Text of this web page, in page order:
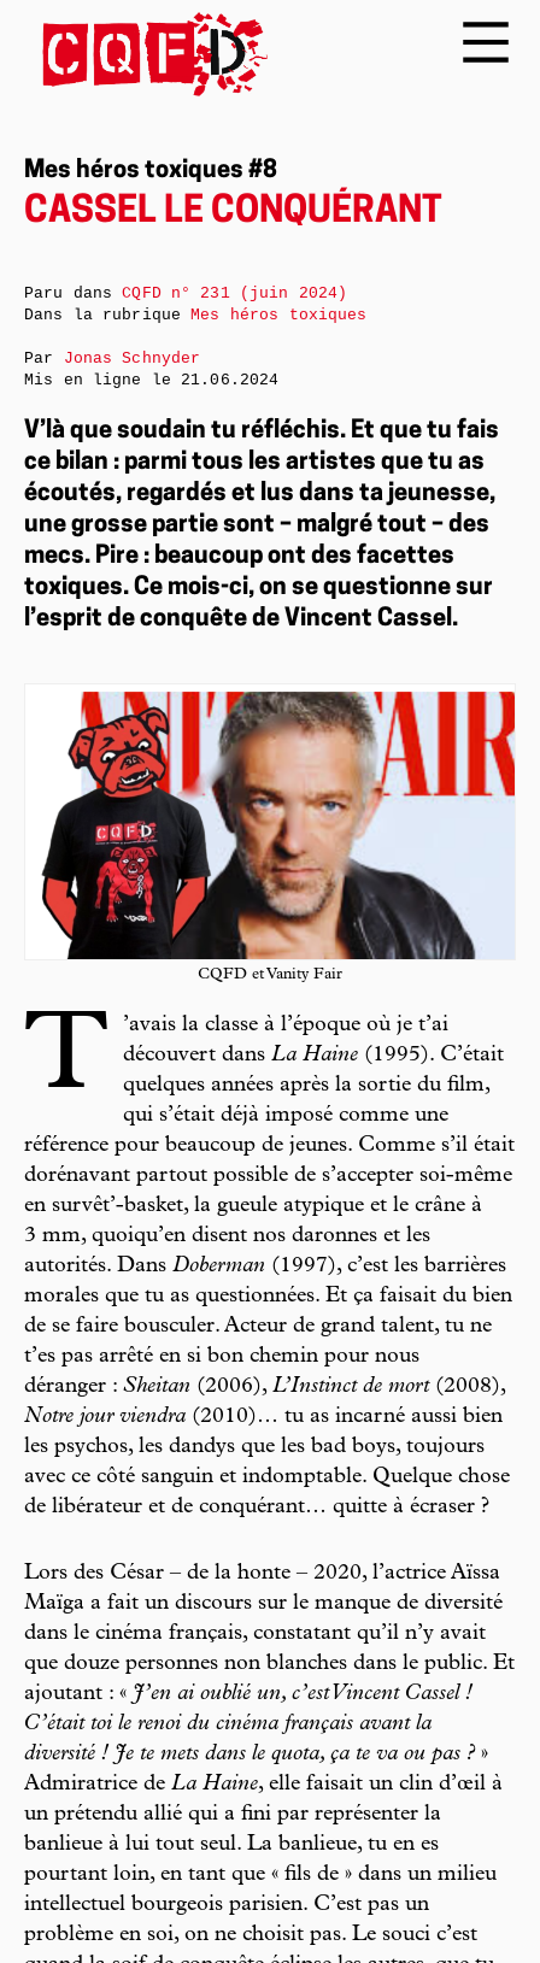
Mes héros toxiques #8
CASSEL LE CONQUÉRANT
V’là que soudain tu réfléchis. Et que tu fais
ce bilan : parmi tous les artistes que tu as
écoutés, regardés et lus dans ta jeunesse,
une grosse partie sont – malgré tout – des
mecs. Pire : beaucoup ont des facettes
toxiques. Ce mois-ci, on se questionne sur
l’esprit de conquête de Vincent Cassel.
CQFD et Vanity Fair
T
’avais la classe à l’époque où je t’ai
découvert dans La Haine (1995). C’était
quelques années après la sortie du film,
qui s’était déjà imposé comme une
référence pour beaucoup de jeunes. Comme s’il était
dorénavant partout possible de s’accepter soi-même
en survêt’-basket, la gueule atypique et le crâne à
3 mm, quoiqu’en disent nos daronnes et les
autorités. Dans Doberman (1997), c’est les barrières
morales que tu as questionnées. Et ça faisait du bien
de se faire bousculer. Acteur de grand talent, tu ne
t’es pas arrêté en si bon chemin pour nous
déranger : Sheitan (2006), L’Instinct de mort(2008),
Notre jour viendra (2010)… tu as incarné aussi bien
les psychos, les dandys que les bad boys, toujours
avec ce côté sanguin et indomptable. Quelque chose
de libérateur et de conquérant… quitte à écraser ?
Lors des César – de la honte – 2020, l’actrice Aïssa
Maïga a fait un discours sur le manque de diversité
dans le cinéma français, constatant qu’il n’y avait
que douze personnes non blanches dans le public. Et
ajoutant : « J’en ai oublié un, c’est Vincent Cassel !
C’était toi le renoi du cinéma français avant la
diversité ! Je te mets dans le quota, ça te va ou pas ?»
Admiratrice de La Haine, elle faisait un clin d’œil à
un prétendu allié qui a fini par représenter la
banlieue à lui tout seul. La banlieue, tu en es
pourtant loin, en tant que « fils de » dans un milieu
intellectuel bourgeois parisien. C’est pas un
problème en soi, on ne choisit pas. Le souci c’est
Paru dansCQFD n° 231 (juin 2024)
Dans la rubriqueMes héros toxiques
Par Jonas Schnyder
Mis en ligne le 21.06.2024